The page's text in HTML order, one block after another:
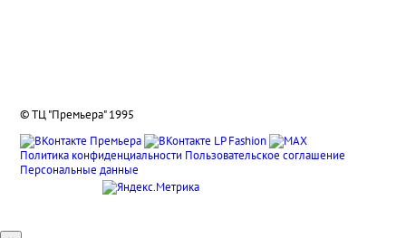
© ТЦ "Премьера" 1995
Политика конфиденциальности Пользовательское соглашение
Персональные данные